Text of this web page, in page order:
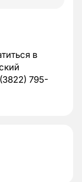
в
795-